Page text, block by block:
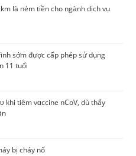
là ném tiền cho ngành dịch vụ
sớm được cấp phép sử dụng
11 tuổi
khi tiêm vɑccine nCoV, dù thấy
bị cháy nổ